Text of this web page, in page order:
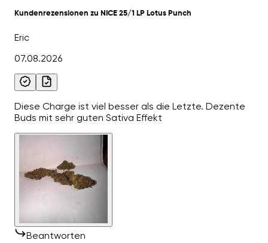
Kundenrezensionen zu NICE 25/1 LP Lotus Punch
Eric
07.08.2026
Diese Charge ist viel besser als die Letzte. Dezente
Buds mit sehr guten Sativa Effekt
Beantworten